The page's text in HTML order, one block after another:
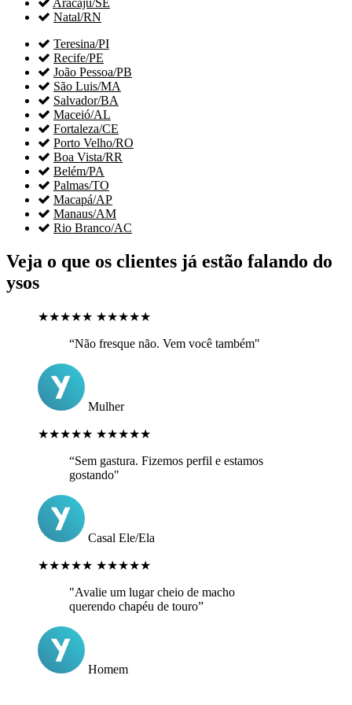
Aracaju/SE
 Natal/RN
 Teresina/PI
 Recife/PE
 João Pessoa/PB
 São Luis/MA
 Salvador/BA
 Maceió/AL
 Fortaleza/CE
 Porto Velho/RO
 Boa Vista/RR
 Belém/PA
 Palmas/TO
 Macapá/AP
 Manaus/AM
 Rio Branco/AC
Veja o que os clientes já estão falando do
ysos
★★★★★ ★★★★★
“Não fresque não. Vem você também"
Mulher
★★★★★ ★★★★★
“Sem gastura. Fizemos perfil e estamos
gostando"
Casal Ele/Ela
★★★★★ ★★★★★
"Avalie um lugar cheio de macho
querendo chapéu de touro”
Homem